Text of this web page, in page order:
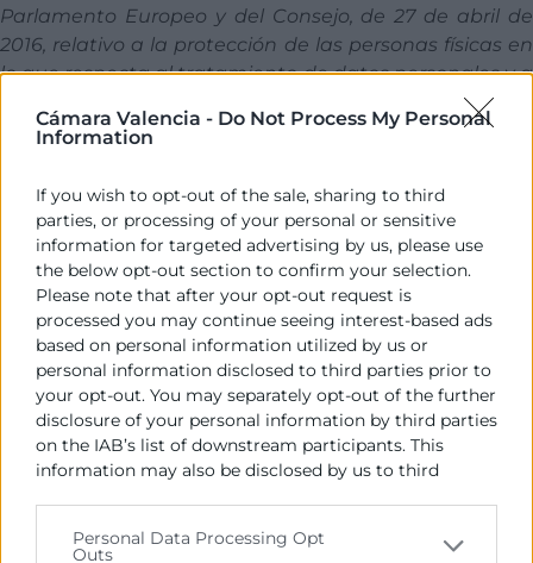
Cámara Valencia - Do Not Process My Personal
Information
If you wish to opt-out of the sale, sharing to third
parties, or processing of your personal or sensitive
information for targeted advertising by us, please use
the below opt-out section to confirm your selection.
Please note that after your opt-out request is
processed you may continue seeing interest-based ads
based on personal information utilized by us or
personal information disclosed to third parties prior to
your opt-out. You may separately opt-out of the further
disclosure of your personal information by third parties
on the IAB’s list of downstream participants. This
information may also be disclosed by us to third
Personal Data Processing Opt
Outs
Parlamento Europeo y del Consejo, de 27 de abril de
2016, relativo a la protección de las personas físicas en
lo que respecta al tratamiento de datos personales y a
la libre circulación de estos datos, le informamos que
los datos por usted facilitados a través de la inscripción
fichero titularidad de CÁMARA VALENCIA y cedidos a
los colaboradores aquí referenciados
Programa
Sesión de apertura – 16 de marzo
· ¡Comienza el evento con inspiración y visión
estratégica! El foco de este año: las diferencias
culturales y cómo hacer negocios más allá de las
fronteras. Aprende a desenvolverte en la